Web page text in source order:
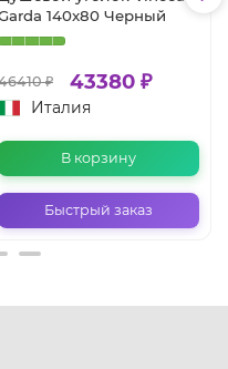
140x80 Черный
₽ 43380 ₽
Италия
В корзину
Быстрый заказ